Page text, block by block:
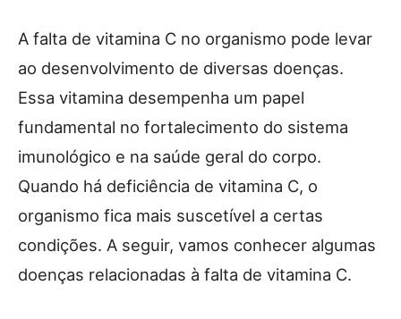
A falta de vitamina C no organismo pode levar
ao desenvolvimento de diversas doenças.
Essa vitamina desempenha um papel
fundamental no fortalecimento do sistema
imunológico e na saúde geral do corpo.
Quando há deficiência de vitamina C, o
organismo fica mais suscetível a certas
condições. A seguir, vamos conhecer algumas
doenças relacionadas à falta de vitamina C.